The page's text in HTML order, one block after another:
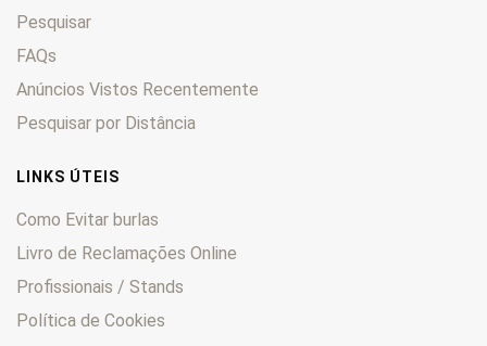
Pesquisar
FAQs
Anúncios Vistos Recentemente
Pesquisar por Distância
LINKS ÚTEIS
Como Evitar burlas
Livro de Reclamações Online
Profissionais / Stands
Política de Cookies